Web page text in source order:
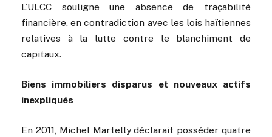
L’ULCC souligne une absence de traçabilité
financière, en contradiction avec les lois haïtiennes
relatives à la lutte contre le blanchiment de
capitaux.
Biens immobiliers disparus et nouveaux actifs
inexpliqués
En 2011, Michel Martelly déclarait posséder quatre